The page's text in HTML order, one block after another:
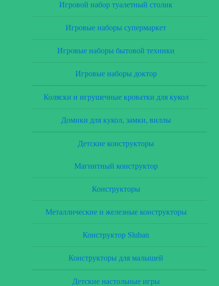
Игровой набор туалетный столик
Игровые наборы супермаркет
Игровые наборы бытовой техники
Игровые наборы доктор
Коляски и игрушечные кроватки для кукол
Домики для кукол, замки, виллы
Детские конструкторы
Магнитный конструктор
Конструкторы
Металлические и железные конструкторы
Конструктор Sluban
Конструкторы для малышей
Детские настольные игры